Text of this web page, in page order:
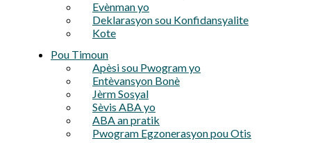
Evènman yo
Deklarasyon sou Konfidansyalite
Kote
Pou Timoun
Apèsi sou Pwogram yo
Entèvansyon Bonè
Jèrm Sosyal
Sèvis ABA yo
ABA an pratik
Pwogram Egzonerasyon pou Otis